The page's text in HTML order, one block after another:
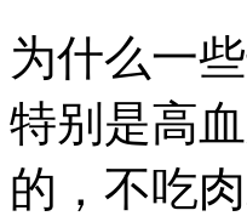
为什么一
特别是高
的，不吃